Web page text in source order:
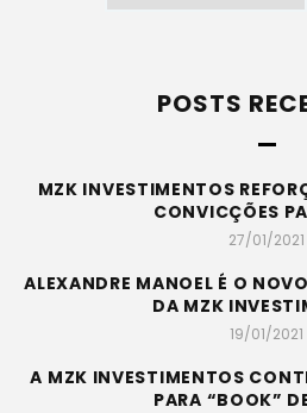
POSTS
MZK INVESTIMENTOS
CONVICÇÕES
27/01/2021
ALEXANDRE MANOEL É O
DA MZK
19/01/2021
A MZK INVESTIMENTOS
PARA “BOOK”